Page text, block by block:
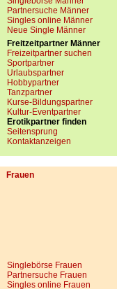
Partnersuche Männer
Singles online Männer
Neue Single Männer
Freitzeitpartner Männer
Freizeitpartner suchen
Sportpartner
Urlaubspartner
Hobbypartner
Tanzpartner
Kurse-Bildungspartner
Kultur-Eventpartner
Erotikpartner finden
Seitensprung
Kontaktanzeigen
Frauen
Singlebörse Frauen
Partnersuche Frauen
Singles online Frauen